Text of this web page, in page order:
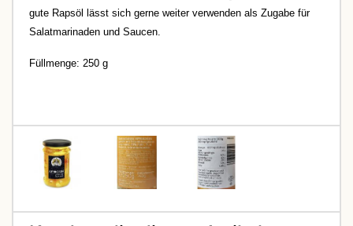
gute Rapsöl lässt sich gerne weiter verwenden als Zugabe für
Salatmarinaden und Saucen.
Füllmenge: 250 g